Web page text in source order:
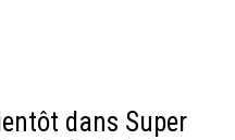
dans Super